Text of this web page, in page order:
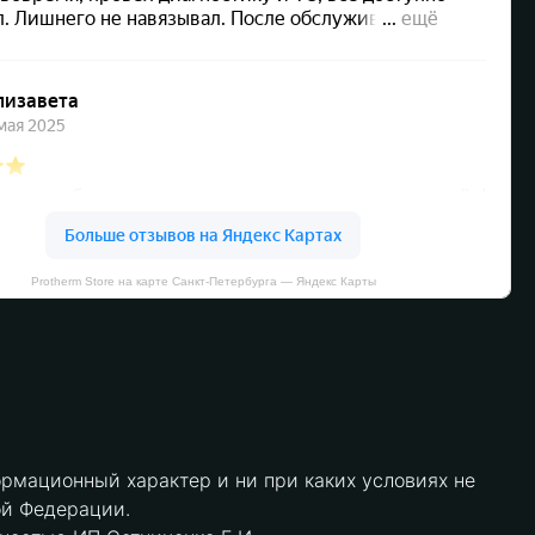
Protherm Store на карте Санкт‑Петербурга — Яндекс Карты
характер и ни при каких условиях не
Федерации.